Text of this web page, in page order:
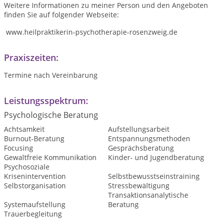
Weitere Informationen zu meiner Person und den Angeboten
finden Sie auf folgender Webseite:
www.heilpraktikerin-psychotherapie-rosenzweig.de
Praxiszeiten:
Termine nach Vereinbarung
Leistungsspektrum:
Psychologische Beratung
Achtsamkeit
Aufstellungsarbeit
Burnout-Beratung
Entspannungsmethoden
Focusing
Gesprächsberatung
Gewaltfreie Kommunikation
Kinder- und Jugendberatung
Psychosoziale
Krisenintervention
Selbstbewusstseinstraining
Selbstorganisation
Stressbewältigung
Systemaufstellung
Transaktionsanalytische
Beratung
Trauerbegleitung